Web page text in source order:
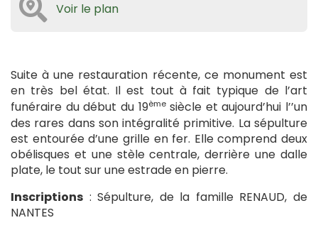
Voir le plan
Suite à une restauration récente, ce monument est
en très bel état. Il est tout à fait typique de l’art
funéraire du début du 19èmesiècle et aujourd’hui l’’un
des rares dans son intégralité primitive. La sépulture
est entourée d’une grille en fer. Elle comprend deux
obélisques et une stèle centrale, derrière une dalle
plate, le tout sur une estrade en pierre.
Inscriptions : Sépulture, de la famille RENAUD, de
NANTES